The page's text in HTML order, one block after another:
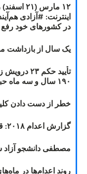
۱۲ مارس
در کشورهای خود
یک سال از بازداشت
تأیید حکم
۱۹۰ سال و سه ماه حبس برای ۲۳ درویش گنابادی قطعی شد
خطر از دست دادن
گزارش اعدام ۲۰۱۸: قصاص و بخشش
مصطفی دانشجو آزاد